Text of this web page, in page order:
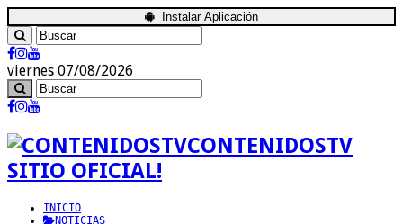
Instalar Aplicación
viernes 07/08/2026
CONTENIDOSTV
SITIO OFICIAL!
INICIO
NOTICIAS